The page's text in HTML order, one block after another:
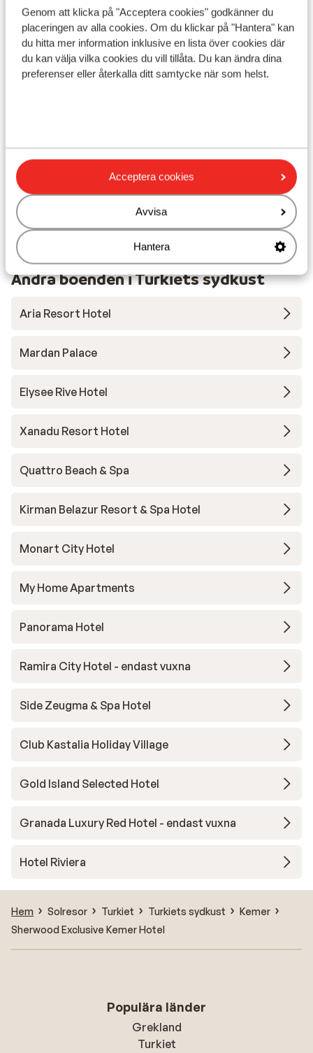
Genom att klicka på "Acceptera cookies" godkänner du
placeringen av alla cookies. Om du klickar på "Hantera" kan
du hitta mer information inklusive en lista över cookies där
du kan välja vilka cookies du vill tillåta. Du kan ändra dina
preferenser eller återkalla ditt samtycke när som helst.
Acceptera cookies
Avvisa
Hantera
Visa på karta
I området
Vid stranden (kiselstenstrand)
Avstånd till centrum: ca 45 km, goynuk är ca 2 km,
kemer är ca 7 km
Avstånd till bargata ca 9 km
Dolmus ( till centrala mot betalning)
Andra boenden i Turkiets sydkust
Aria Resort Hotel
Mardan Palace
Elysee Rive Hotel
Xanadu Resort Hotel
Quattro Beach & Spa
Kirman Belazur Resort & Spa Hotel
Monart City Hotel
My Home Apartments
Panorama Hotel
Ramira City Hotel - endast vuxna
Side Zeugma & Spa Hotel
Club Kastalia Holiday Village
Gold Island Selected Hotel
Granada Luxury Red Hotel - endast vuxna
Hotel Riviera
Hem Solresor Turkiet Turkiets sydkust
Kemer
Sherwood Exclusive Kemer Hotel
Populära länder
Grekland
Turkiet